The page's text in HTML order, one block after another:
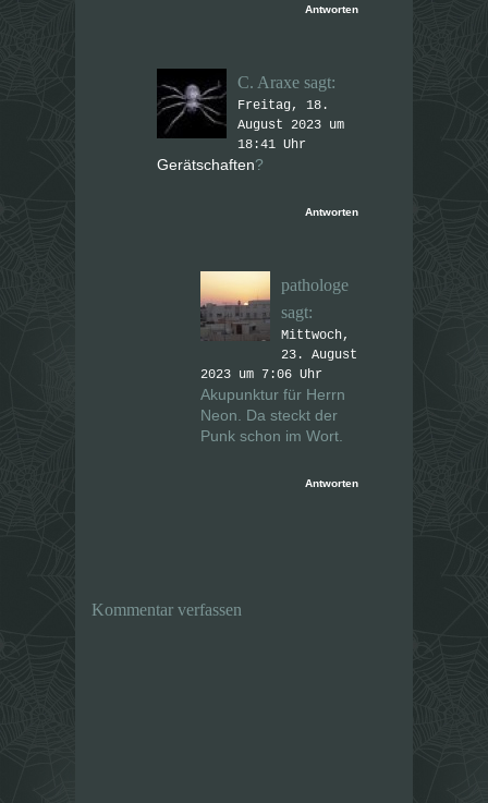
Antworten
C. Araxe sagt:
Freitag, 18.
August 2023 um
18:41 Uhr
Gerätschaften?
Antworten
pathologe
sagt:
Mittwoch,
23. August
2023 um 7:06 Uhr
Akupunktur für Herrn
Neon. Da steckt der
Punk schon im Wort.
Antworten
Kommentar verfassen